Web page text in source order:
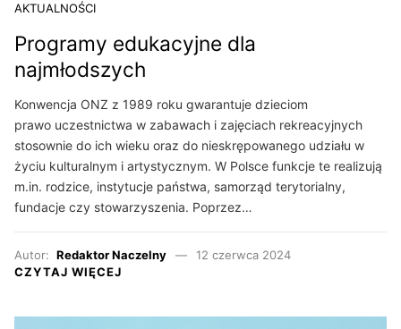
AKTUALNOŚCI
Programy edukacyjne dla
najmłodszych
Konwencja ONZ z 1989 roku gwarantuje dzieciom
prawo uczestnictwa w zabawach i zajęciach rekreacyjnych
stosownie do ich wieku oraz do nieskrępowanego udziału w
życiu kulturalnym i artystycznym. W Polsce funkcje te realizują
m.in. rodzice, instytucje państwa, samorząd terytorialny,
fundacje czy stowarzyszenia. Poprzez…
Autor: Redaktor Naczelny
12 czerwca 2024
CZYTAJ WIĘCEJ